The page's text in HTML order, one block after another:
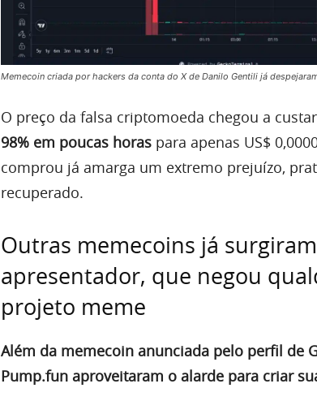
Memecoin criada por hackers da conta do X de Danilo Gentili já
O preço da falsa criptomoeda chegou a
98% em poucas horas para apenas US$
comprou já amarga um extremo prejuízo,
recuperado.
Outras memecoins já
apresentador, que negou
projeto meme
Além da memecoin anunciada pelo perfil de
Pump.fun aproveitaram o alarde para criar